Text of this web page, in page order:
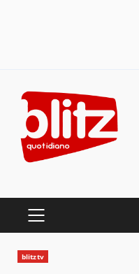
content
PRIMARY
blitztv